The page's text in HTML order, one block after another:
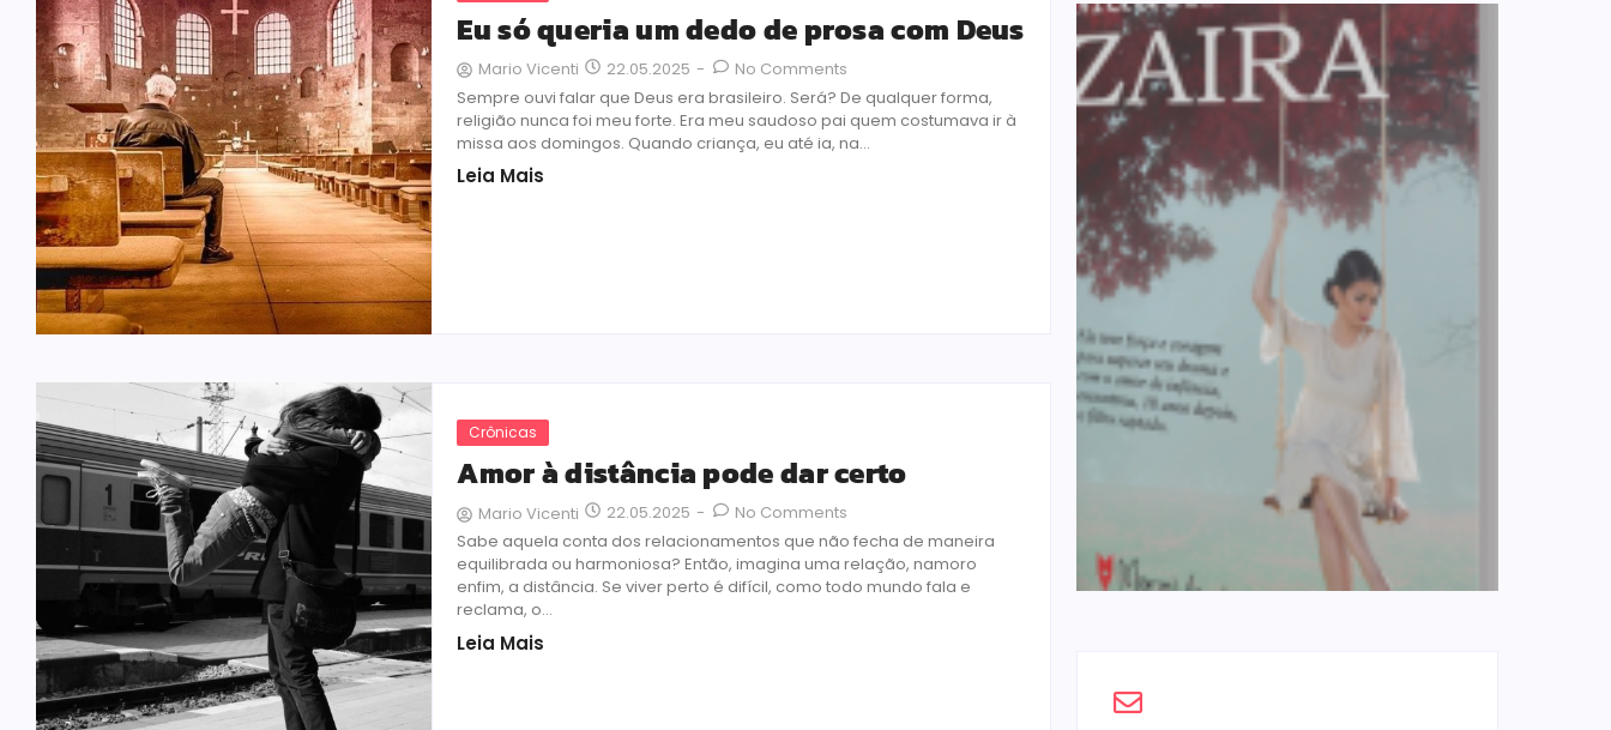
Eu só queria um dedo de prosa com Deus
Mario Vicenti 22.05.2025 -
No Comments
Sempre ouvi falar que Deus era brasileiro. Será? De qualquer forma,
religião nunca foi meu forte. Era meu saudoso pai quem costumava ir à
missa aos domingos. Quando criança, eu até ia, na...
Leia Mais
Crônicas
Amor à distância pode dar certo
Mario Vicenti 22.05.2025 -
No Comments
Sabe aquela conta dos relacionamentos que não fecha de maneira
equilibrada ou harmoniosa? Então, imagina uma relação, namoro
enfim, a distância. Se viver perto é difícil, como todo mundo fala e
reclama, o...
Leia Mais